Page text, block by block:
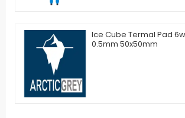
Ice Cube Termal Pad 6w
0.5mm 50x50mm